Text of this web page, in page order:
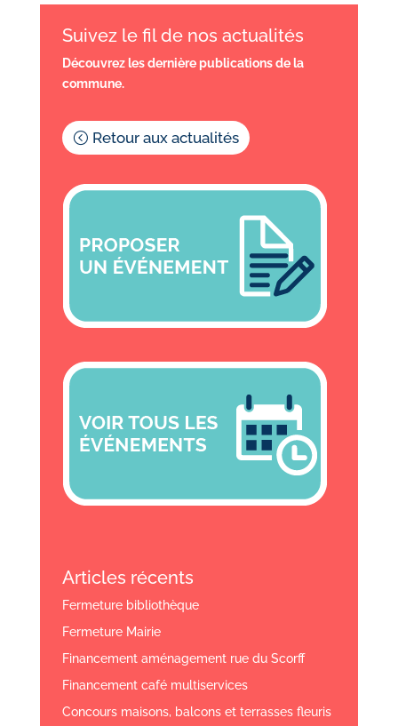
Suivez le fil de nos actualités
Découvrez les dernière publications de la
commune.
Retour aux actualités
Articles récents
Fermeture bibliothèque
Fermeture Mairie
Financement aménagement rue du Scorff
Financement café multiservices
Concours maisons, balcons et terrasses fleuris